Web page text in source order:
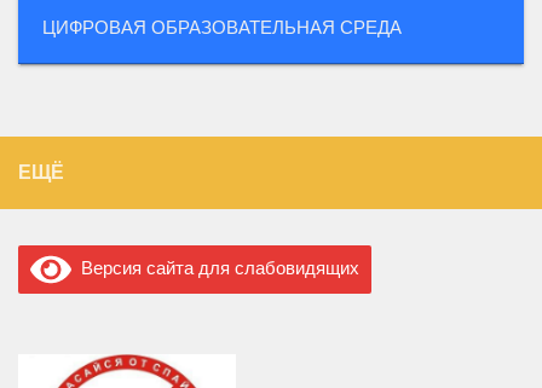
ЦИФРОВАЯ ОБРАЗОВАТЕЛЬНАЯ СРЕДА
ЕЩЁ
Версия сайта для слабовидящих